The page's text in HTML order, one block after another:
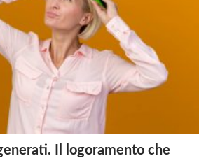
Il logoramento che